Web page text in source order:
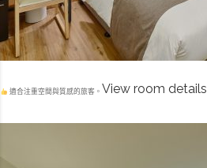
適合注重空間與質感的旅客。 View room details